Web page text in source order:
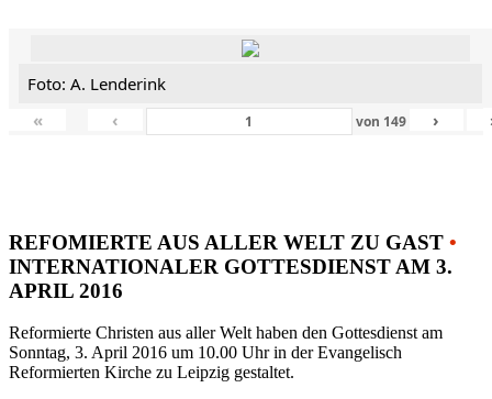
Foto: A. Lenderink
«
‹ von 149 ›
REFOMIERTE AUS ALLER WELT ZU GAST •
INTERNATIONALER GOTTESDIENST AM 3.
APRIL 2016
Reformierte Christen aus aller Welt haben den Gottesdienst am
Sonntag, 3. April 2016 um 10.00 Uhr in der Evangelisch
Reformierten Kirche zu Leipzig gestaltet.